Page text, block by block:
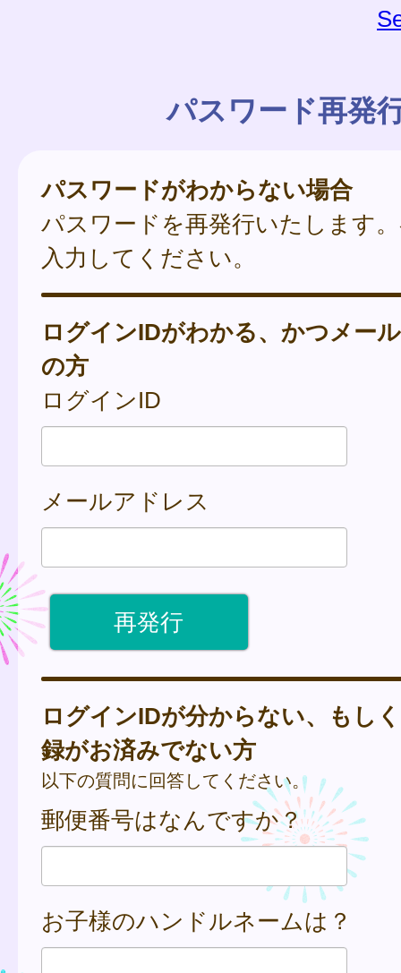
パスワード再発
パスワードがわからない場合
パスワードを再発行いたします
入力してください。
ログインIDがわかる、かつメー
の方
ログインID
メールアドレス
ログインIDが分からない、もし
録がお済みでない方
以下の質問に回答してください。
郵便番号はなんですか？
お子様のハンドルネームは？